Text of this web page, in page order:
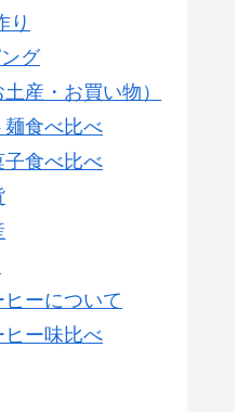
り
グ
産・お買い物）
麺食べ比べ
食べ比べ
ーについて
ー味比べ